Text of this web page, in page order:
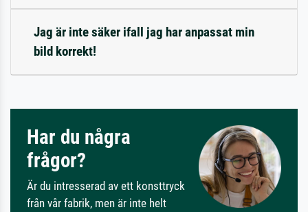
Jag är inte säker ifall jag har anpassat min
bild korrekt!
Har du några
frågor?
Är du intresserad av ett konsttryck
från vår fabrik, men är inte helt